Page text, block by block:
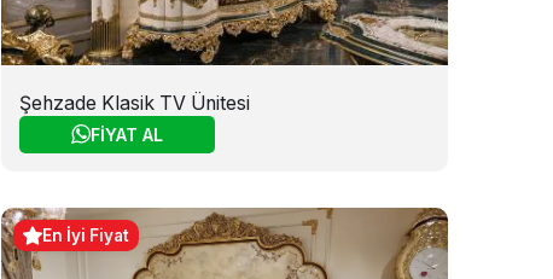
Şehzade Klasik TV Ünitesi
FİYAT AL
En İyi Fiyat